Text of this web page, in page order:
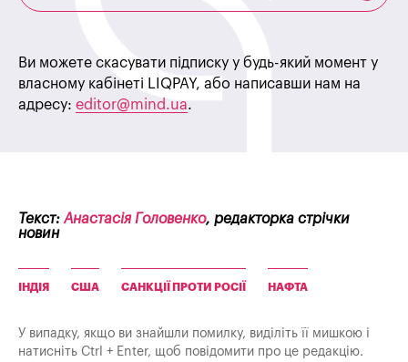
Ви можете скасувати підписку у будь-який момент у
власному кабінеті LIQPAY, або написавши нам на
адресу: editor@mind.ua.
Текст: Анастасія Головенко, редакторка стрічки
новин
ІНДІЯ США САНКЦІЇ ПРОТИ РОСІЇ НАФТА
У випадку, якщо ви знайшли помилку, виділіть її мишкою і
натисніть Ctrl + Enter, щоб повідомити про це редакцію.